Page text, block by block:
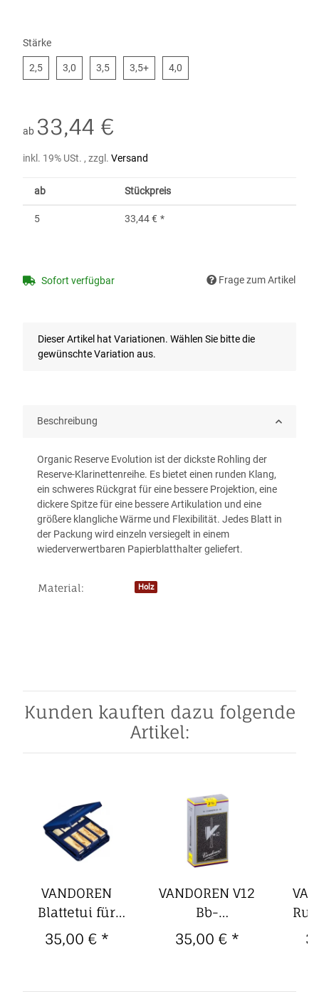
Stärke
2,52,5 3,0 3,53,5 3,5+3,5+ 4,0
ab 33,44 €
inkl. 19% USt. , zzgl. Versand
ab Stückpreis
5 33,44 € *
Sofort verfügbar Frage zum Artikel
x
Dieser Artikel hat Variationen. Wählen Sie bitte die
gewünschte Variation aus.
Beschreibung
Organic Reserve Evolution ist der dickste Rohling der
Reserve-Klarinettenreihe. Es bietet einen runden Klang,
ein schweres Rückgrat für eine bessere Projektion, eine
dickere Spitze für eine bessere Artikulation und eine
größere klangliche Wärme und Flexibilität. Jedes Blatt in
der Packung wird einzeln versiegelt in einem
wiederverwertbaren Papierblatthalter geliefert.
Produkteigenschaft
Wert
Material: Holz
Kunden kauften dazu folgende
Artikel:
VANDOREN
Blattetui für
B-/Es-
Klarinette/Sopransax
35,00 € *
VANDOREN V12
Bb-
Boehmklarinette-
Blätter (10er
35,00 € *